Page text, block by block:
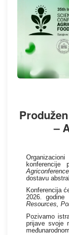
–
konferencije
dostavu
Konferencija
2026. godine
Resources,
Pozivamo
prijave svoje